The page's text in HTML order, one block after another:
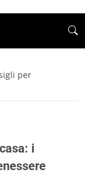
per
i